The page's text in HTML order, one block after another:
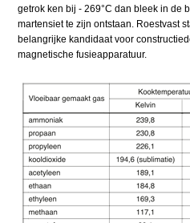
getrok ken bij - 269°C dan bleek in de
martensiet te zijn ontstaan. Roestvast
belangrijke kandidaat voor
magnetische fusieapparatuur.